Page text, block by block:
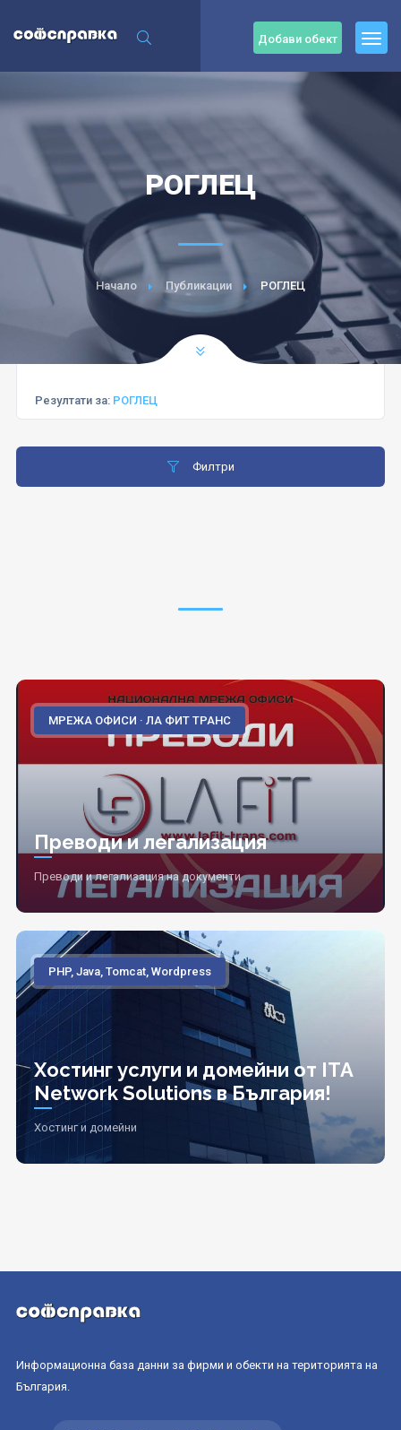
Добави обект
РОГЛЕЦ
Начало Публикации РОГЛЕЦ
Резултати за: РОГЛЕЦ
Филтри
МРЕЖА ОФИСИ · ЛА ФИТ ТРАНС
Преводи и легализация
Преводи и легализация на документи
PHP, Java, Tomcat, Wordpress
Хостинг услуги и домейни от ITA
Network Solutions в България!
Хостинг и домейни
Информационна база данни за фирми и обекти на територията на
България.